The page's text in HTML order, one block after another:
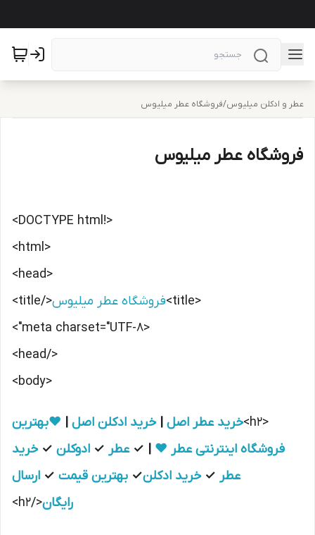
عطر و ادکلن میلیوس/فروشگاه عطر میلیوس
فروشگاه عطر میلیوس
<!DOCTYPE html>
<html>
<head>
<title>
فروشگاه عطر میلیوس</title>
<meta charset="UTF-8">
</head>
<body>
<h2> خرید عطر اصل |خرید ادکلن اصل
❤️بهترین
فروشگاه اینترنتی عطر ❤️ | ✓عطر ✓ ادوکلن ✓خرید
عطر ✓خرید ادکلن✓ بهترین قیمت ✓ ارسال
رایگان</h2>